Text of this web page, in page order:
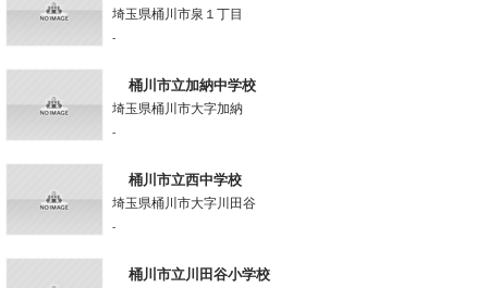
埼玉県桶川市泉１丁目
-
桶川市立加納中学校
埼玉県桶川市大字加納
-
桶川市立西中学校
埼玉県桶川市大字川田谷
-
桶川市立川田谷小学校